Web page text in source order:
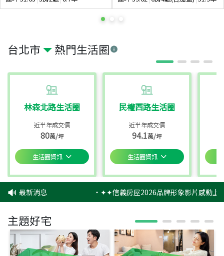
台北市 熱門生活圈
林森北路生活圈
近半年成交價
80萬/坪
生活圈資訊
民權西路生活圈
近半年成交價
94.1萬/坪
生活圈資訊
最新消息 ‧✦✦信義房屋2026品牌形象影片感動上
主題好宅